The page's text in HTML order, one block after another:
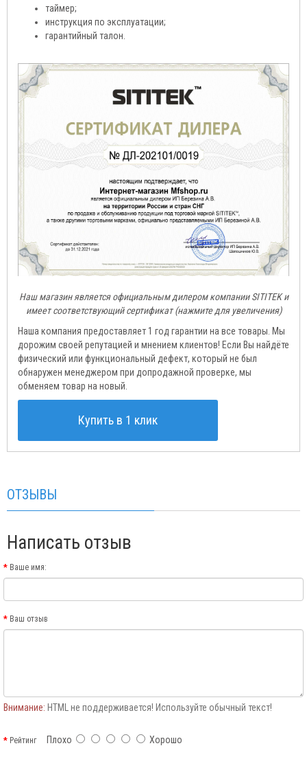
таймер;
инструкция по эксплуатации;
гарантийный талон.
Наш магазин является официальным дилером компании SITITEK и
имеет соответствующий сертификат (нажмите для увеличения)
Наша компания предоставляет 1 год гарантии на все товары. Мы
дорожим своей репутацией и мнением клиентов! Если Вы найдёте
физический или функциональный дефект, который не был
обнаружен менеджером при допродажной проверке, мы
обменяем товар на новый.
Купить в 1 клик
ОТЗЫВЫ
Написать отзыв
Ваше имя:
Ваш отзыв
Внимание: HTML не поддерживается! Используйте обычный текст!
РейтингПлохо Хорошо